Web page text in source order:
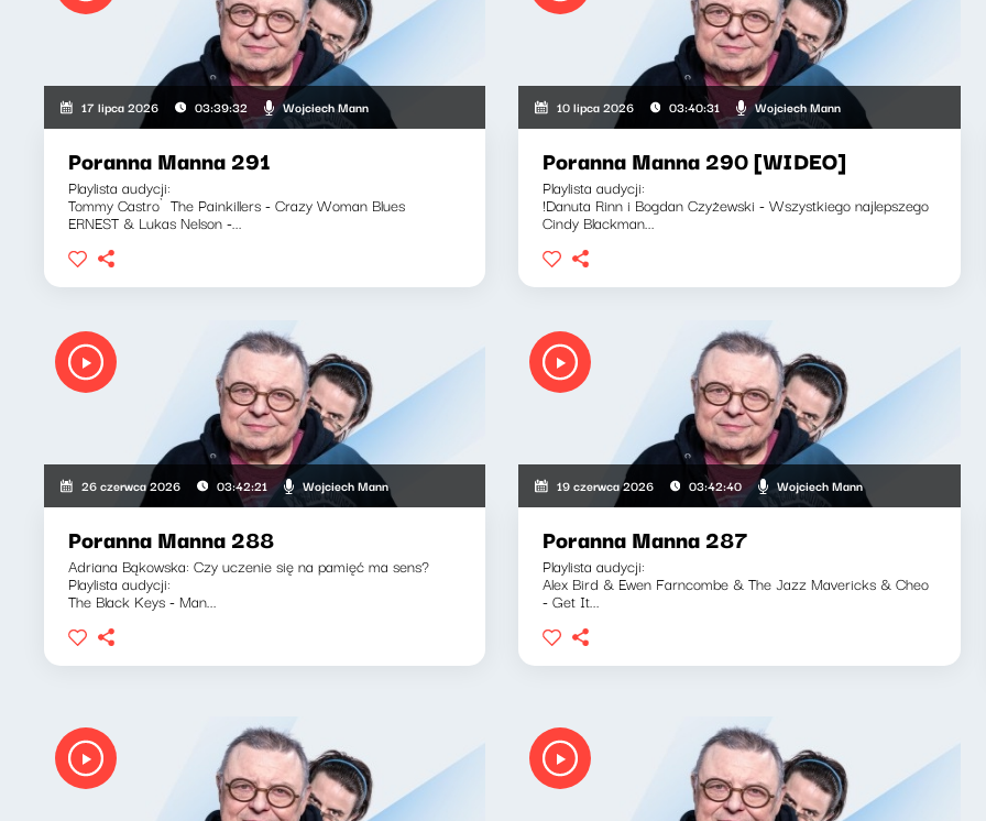
17 lipca 2026 03:39:32 Wojciech Mann
Poranna Manna 291
Playlista audycji:
Tommy Castro`The Painkillers - Crazy Woman Blues
ERNEST & Lukas Nelson -...
10 lipca 2026 03:40:31 Wojciech Mann
Poranna Manna 290 [WIDEO]
Playlista audycji:
!Danuta Rinn i Bogdan Czyżewski - Wszystkiego najlepszego
Cindy Blackman...
26 czerwca 2026 03:42:21 Wojciech Mann
Poranna Manna 288
Adriana Bąkowska: Czy uczenie się na pamięć ma sens?
Playlista audycji:
The Black Keys - Man...
19 czerwca 2026 03:42:40 Wojciech Mann
Poranna Manna 287
Playlista audycji:
Alex Bird & Ewen Farncombe & The Jazz Mavericks & Cheo
- Get It...